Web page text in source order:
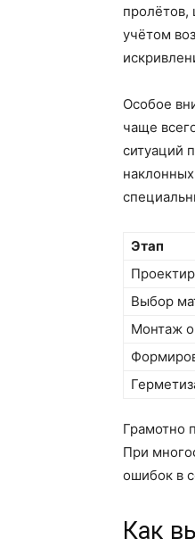
пролётов,
учётом
Особое
чаще
ситуаций
Этап
Выбор
Монтаж
Грамотно
При
ошибок в
Как